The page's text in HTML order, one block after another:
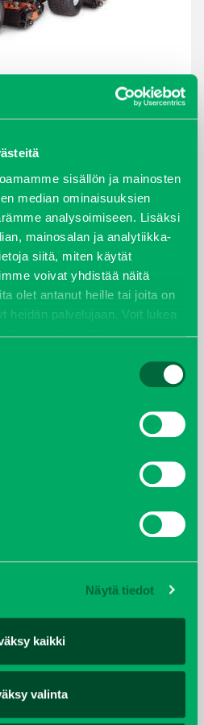
sisällön ja mainosten
median ominaisuuksien
analysoimiseen. Lisäksi
mainosalan ja analytiikka-
siitä, miten käytät
voivat yhdistää näitä
olet antanut heille tai joita on
heidän palvelujaan. Voit lukea
hyväksyntääsievästeet
Näytä tiedot
kaikki
valinta